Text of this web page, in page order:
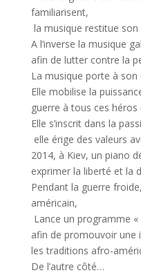
familiarisent,
la musique restitue
A l’inverse la musique
afin de lutter contre la
La musique porte à
Elle mobilise la
guerre à tous ces héros
Elle s’inscrit dans la
elle érige des valeurs
2014, à Kiev, un piano
exprimer la liberté et la
Pendant la guerre
américain,
Lance un programme
afin de promouvoir une
les traditions afro-
De l’autre côté…